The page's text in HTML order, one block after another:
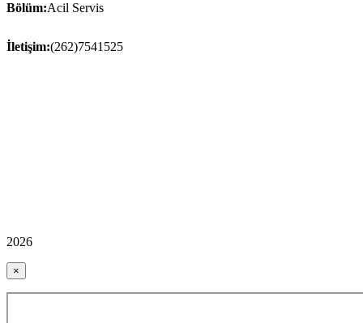
Bölüm:Acil Servis
İletişim:(262)7541525
2026
×